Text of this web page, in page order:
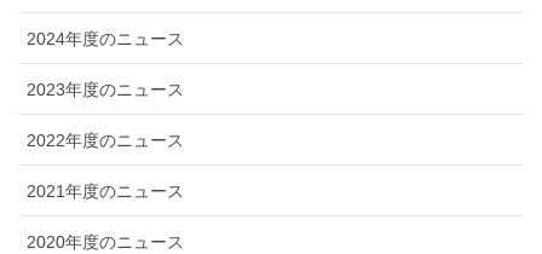
2024年度のニュース
2023年度のニュース
2022年度のニュース
2021年度のニュース
2020年度のニュース